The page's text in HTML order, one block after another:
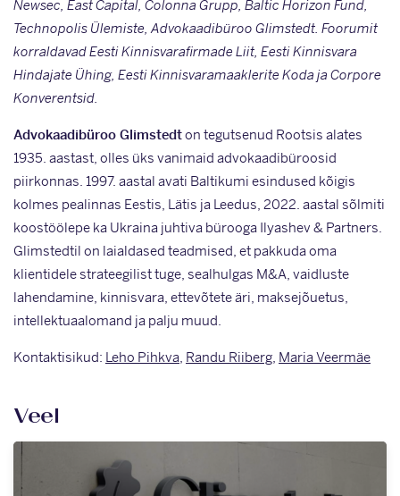
Newsec, East Capital, Colonna Grupp, Baltic Horizon Fund,
Technopolis Ülemiste,Advokaadibüroo Glimstedt. Foorumit
korraldavad Eesti Kinnisvarafirmade Liit, Eesti Kinnisvara
Hindajate Ühing, Eesti Kinnisvaramaaklerite Koda ja Corpore
Konverentsid.
Advokaadibüroo Glimstedton tegutsenud Rootsis alates
1935. aastast, olles üks vanimaid advokaadibüroosid
piirkonnas. 1997. aastal avati Baltikumi esindused kõigis
kolmes pealinnas Eestis, Lätis ja Leedus, 2022. aastal sõlmiti
koostöölepe ka Ukraina juhtiva bürooga Ilyashev & Partners.
Glimstedtil on laialdased teadmised, et pakkuda oma
klientidele strateegilist tuge, sealhulgas M&A, vaidluste
lahendamine, kinnisvara, ettevõtete äri, maksejõuetus,
intellektuaalomand ja palju muud.
Kontaktisikud: Leho Pihkva, Randu Riiberg, Maria Veermäe
Veel